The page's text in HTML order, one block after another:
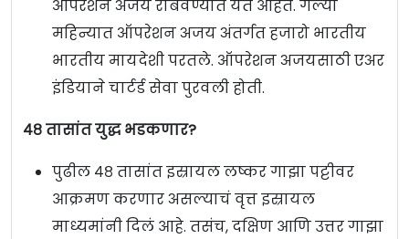
ऑपरेशन अजय राबवण्यात येत आहेत. गेल्या
महिन्यात ऑपरेशन अजय अंतर्गत हजारो भारतीय
भारतीय मायदेशी परतले. ऑपरेशन अजयसाठी एअर
इंडियाने चार्टर्ड सेवा पुरवली होती.
४८ तासांत युद्ध भडकणार?
पुढील ४८ तासांत इस्रायल लष्कर गाझा पट्टीवर
आक्रमण करणार असल्याचं वृत्त इस्रायल
माध्यमांनी दिलं आहे. तसंच, दक्षिण आणि उत्तर गाझा